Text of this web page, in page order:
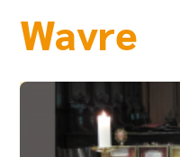
Wavre